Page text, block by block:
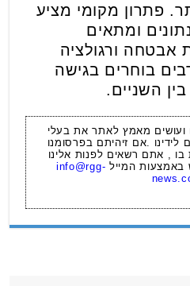
פתרון מקומי מציע
ומתאים
אבטחה ורגולציה
בוחרים בגישה
השניים.
ועושים מאמץ לאתר את בעלי
לידינו .אם זיהיתם בפרסומנו
בו , אתם רשאים לפנות אלינו
באמצעות המייל info@rgg-